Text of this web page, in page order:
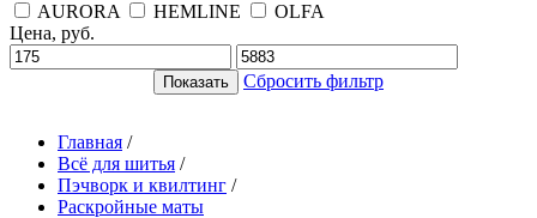
AURORA
HEMLINE
OLFA
Цена, руб.
Сбросить фильтр
Главная /
Всё для шитья /
Пэчворк и квилтинг /
Раскройные маты